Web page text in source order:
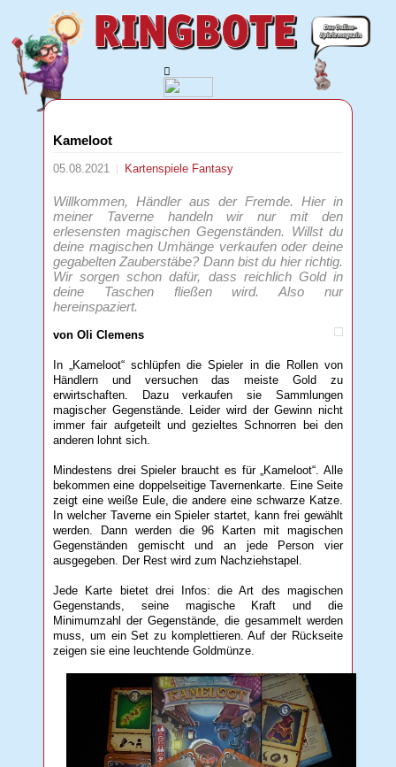
Kameloot
05.08.2021 Kartenspiele Fantasy
Willkommen, Händler aus der Fremde. Hier in
meiner Taverne handeln wir nur mit den
erlesensten magischen Gegenständen. Willst du
deine magischen Umhänge verkaufen oder deine
gegabelten Zauberstäbe? Dann bist du hier richtig.
Wir sorgen schon dafür, dass reichlich Gold in
deine Taschen fließen wird. Also nur
hereinspaziert.
von Oli Clemens
In „Kameloot“ schlüpfen die Spieler in die Rollen von
Händlern und versuchen das meiste Gold zu
erwirtschaften. Dazu verkaufen sie Sammlungen
magischer Gegenstände. Leider wird der Gewinn nicht
immer fair aufgeteilt und gezieltes Schnorren bei den
anderen lohnt sich.
Mindestens drei Spieler braucht es für „Kameloot“. Alle
bekommen eine doppelseitige Tavernenkarte. Eine Seite
zeigt eine weiße Eule, die andere eine schwarze Katze.
In welcher Taverne ein Spieler startet, kann frei gewählt
werden. Dann werden die 96 Karten mit magischen
Gegenständen gemischt und an jede Person vier
ausgegeben. Der Rest wird zum Nachziehstapel.
Jede Karte bietet drei Infos: die Art des magischen
Gegenstands, seine magische Kraft und die
Minimumzahl der Gegenstände, die gesammelt werden
muss, um ein Set zu komplettieren. Auf der Rückseite
zeigen sie eine leuchtende Goldmünze.